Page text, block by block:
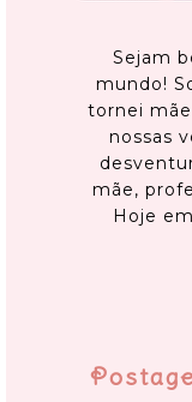
Sejam
mundo!
tornei mãe
nossas
mãe,
Hoje